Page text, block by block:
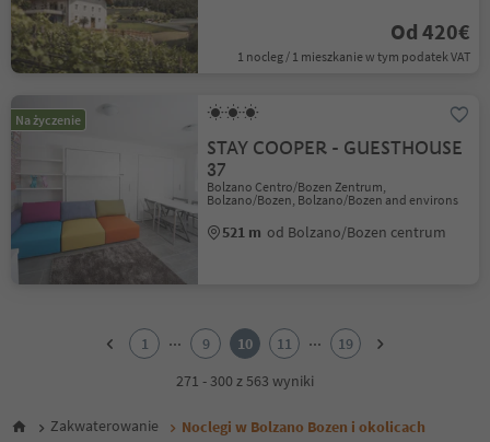
Od 420€
1 nocleg / 1 mieszkanie w tym podatek VAT
Na życzenie
STAY COOPER - GUESTHOUSE
37
Bolzano Centro/Bozen Zentrum,
Bolzano/Bozen, Bolzano/Bozen and environs
521 m od Bolzano/Bozen centrum
6
1 ... 9 10 11 ...
19
271 - 300 z 563 wyniki
Zakwaterowanie Noclegi w Bolzano Bozen i okolicach